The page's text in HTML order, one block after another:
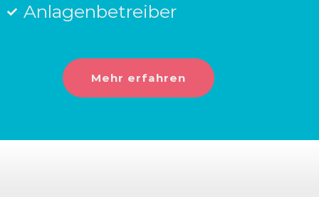
Anlagenbetreiber
Mehr erfahren